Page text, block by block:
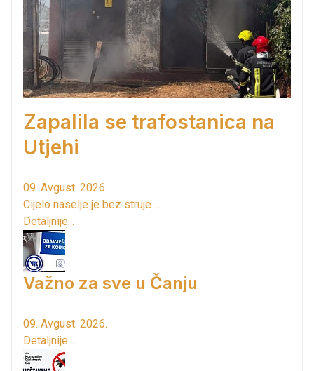
Zapalila se trafostanica na
Utjehi
09. Avgust. 2026.
Cijelo naselje je bez struje ...
Detaljnije...
Važno za sve u Čanju
09. Avgust. 2026.
Detaljnije...